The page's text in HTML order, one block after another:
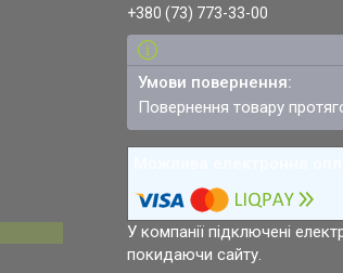
+380 (73) 773-33-00
повернення товару
У компанії підключені
покидаючи сайту.